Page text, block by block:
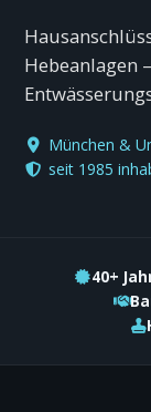
Hebeanlagen
München &
seit 1985
40+